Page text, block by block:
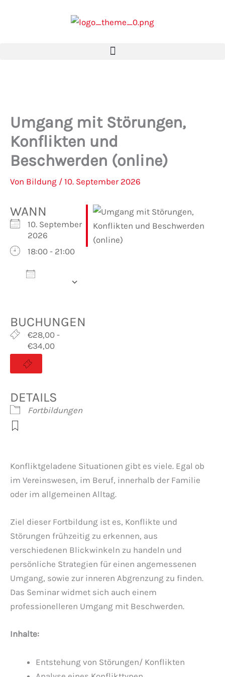
Umgang mit Störungen,
Konflikten und
Beschwerden (online)
Von Bildung / 10. September 2026
WANN
10. September
2026
18:00 - 21:00
Kalender
BUCHUNGEN
€28,00 -
€34,00
DETAILS
Fortbildungen
Konfliktgeladene Situationen gibt es viele. Egal ob
im Vereinswesen, im Beruf, innerhalb der Familie
oder im allgemeinen Alltag.
Ziel dieser Fortbildung ist es, Konflikte und
Störungen frühzeitig zu erkennen, aus
verschiedenen Blickwinkeln zu handeln und
persönliche Strategien für einen angemessenen
Umgang, sowie zur inneren Abgrenzung zu finden.
Das Seminar widmet sich auch einem
professionelleren Umgang mit Beschwerden.
Inhalte:
Entstehung von Störungen/ Konflikten